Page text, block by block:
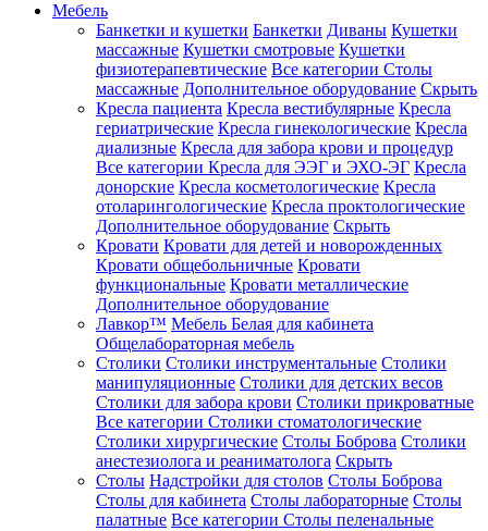
Мебель
Банкетки и кушетки Банкетки Диваны Кушетки
массажные Кушетки смотровые Кушетки
физиотерапевтические Все категории Столы
массажные Дополнительное оборудование Скрыть
Кресла пациента Кресла вестибулярные Кресла
гериатрические Кресла гинекологические Кресла
диализные Кресла для забора крови и процедур
Все категории Кресла для ЭЭГ и ЭХО-ЭГ Кресла
донорские Кресла косметологические Кресла
отоларингологические Кресла проктологические
Дополнительное оборудование Скрыть
Кровати Кровати для детей и новорожденных
Кровати общебольничные Кровати
функциональные Кровати металлические
Дополнительное оборудование
Лавкор™ Мебель Белая для кабинета
Общелабораторная мебель
Столики Столики инструментальные Столики
манипуляционные Столики для детских весов
Столики для забора крови Столики прикроватные
Все категории Столики стоматологические
Столики хирургические Столы Боброва Столики
анестезиолога и реаниматолога Скрыть
Столы Надстройки для столов Столы Боброва
Столы для кабинета Столы лабораторные Столы
палатные Все категории Столы пеленальные